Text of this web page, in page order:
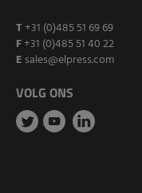
T +31 (0)485 51 69 69
F+31 (0)485 51 40 22
E sales@elpress.com
VOLG ONS